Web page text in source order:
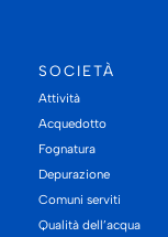
SOCIETÀ
Attività
Acquedotto
Fognatura
Depurazione
Comuni serviti
Qualità dell’acqua